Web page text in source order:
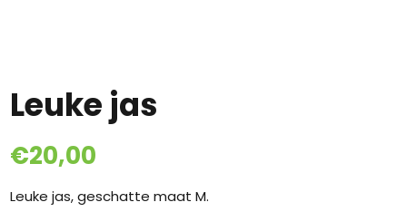
Leuke jas
€20,00
Leuke jas, geschatte maat M.